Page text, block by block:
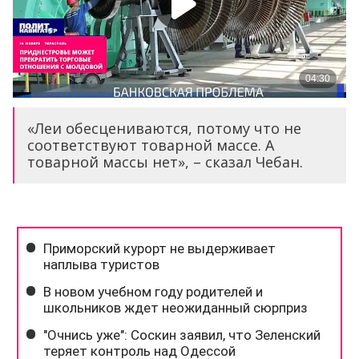
«Леи обесцениваются, потому что не
соответствуют товарной массе. А
товарной массы нет», – сказал Чебан.